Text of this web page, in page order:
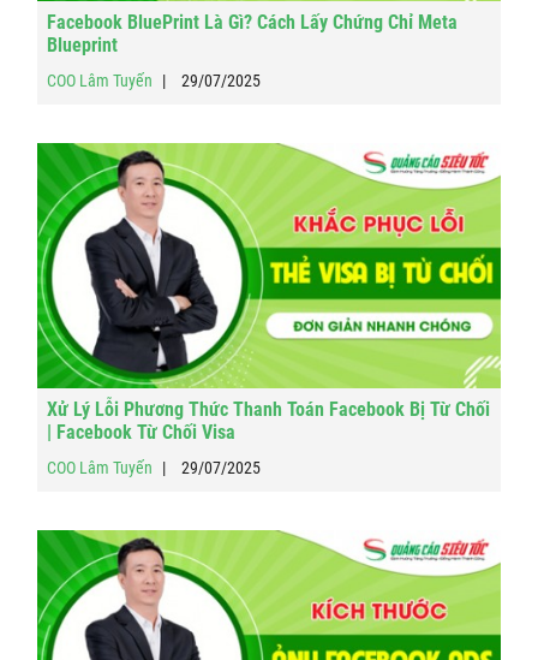
Facebook BluePrint Là Gì? Cách Lấy Chứng Chỉ Meta
Blueprint
COO Lâm Tuyến 29/07/2025
Xử Lý Lỗi Phương Thức Thanh Toán Facebook Bị Từ Chối
| Facebook Từ Chối Visa
COO Lâm Tuyến 29/07/2025